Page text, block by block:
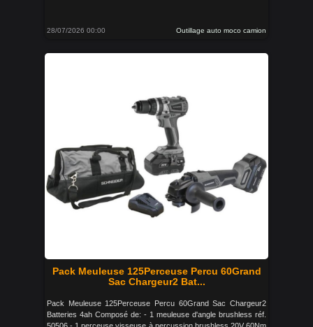
28/07/2026 00:00 Outillage auto moco camion
Pack Meuleuse 125Perceuse Percu 60Grand
Sac Chargeur2 Bat...
Pack Meuleuse 125Perceuse Percu 60Grand Sac Chargeur2
Batteries 4ah Composé de: - 1 meuleuse d'angle brushless réf.